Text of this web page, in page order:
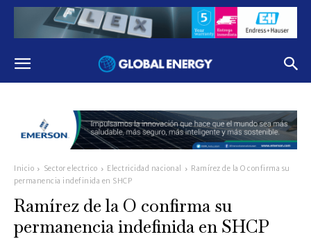
Inicio Sector electrico Electricidad nacional
Ramírez de la O confirma su
permanencia indefinida en SHCP
Ramírez de la O confirma su
permanencia indefinida en SHCP